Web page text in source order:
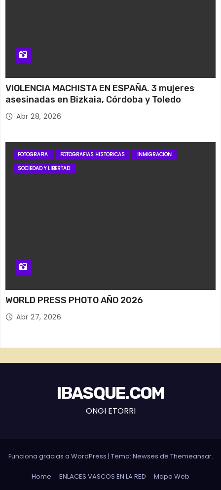
VIOLENCIA MACHISTA EN ESPAÑA. 3 mujeres
asesinadas en Bizkaia, Córdoba y Toledo
Abr 28, 2026
FOTOGRAFIA FOTOGRAFIAS HISTORICAS
INMIGRACION
SOCIEDAD Y LIBERTAD
WORLD PRESS PHOTO AÑO 2026
Abr 27, 2026
IBASQUE.COM
ONGI ETORRI
Funciona gracias a WordPress | Tema: Newses de Themeansar.
Home ENLACES VASCOS EN LA RED
Mapa Web